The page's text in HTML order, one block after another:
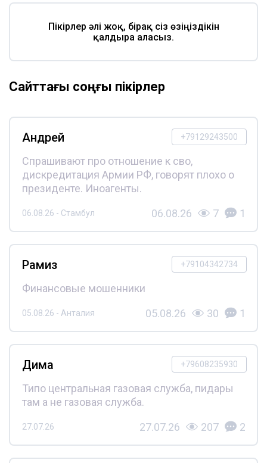
Пікірлер әлі жоқ, бірақ сіз өзіңіздікін
қалдыра аласыз.
Сайттағы соңғы пікірлер
+79129243500
Андрей
Спрашивают про отношение к сво,
дискредитация Армии РФ, говорят плохо о
президенте. Иноагенты.
06.08.26 - Стамбул 06.08.26 7 1
+79104342734
Рамиз
Финансовые мошенники
05.08.26 - Анталия 05.08.26 30 1
+79608235930
Дима
Типо центральная газовая служба, пидары
там а не газовая служба.
27.07.26 27.07.26 207 2